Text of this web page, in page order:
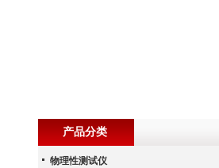
产品分类
物理性测试仪